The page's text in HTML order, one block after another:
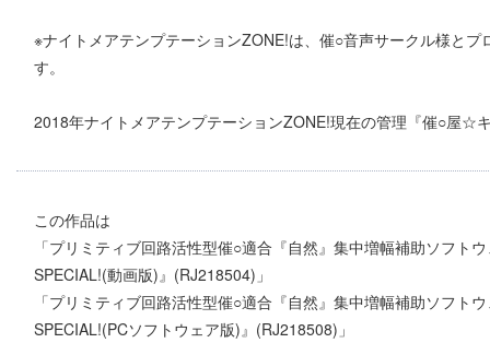
※ナイトメアテンプテーションZONE!は、催○音声サークル様と
す。
2018年ナイトメアテンプテーションZONE!現在の管理『催○屋☆
この作品は
「プリミティブ回路活性型催○適合『自然』集中増幅補助ソフト
SPECIAL!(動画版)』(RJ218504)」
「プリミティブ回路活性型催○適合『自然』集中増幅補助ソフト
SPECIAL!(PCソフトウェア版)』(RJ218508)」